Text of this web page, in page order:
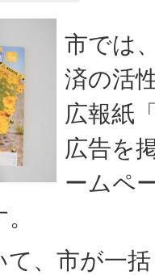
市では
済の活
広報紙
広告を
ームペ
て、市が一